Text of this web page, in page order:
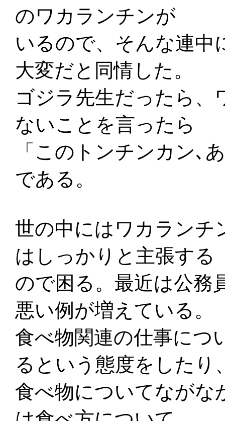
のワカランチンが
いるので、そんな連中
大変だと同情した。
ゴジラ先生だったら、
ないことを言ったら
「このトンチンカン､
である。
世の中にはワカランチ
はしっかりと主張する
ので困る。最近は公務
悪い例が増えている。
食べ物関連の仕事につ
るという態度をしたり
食べ物についてながな